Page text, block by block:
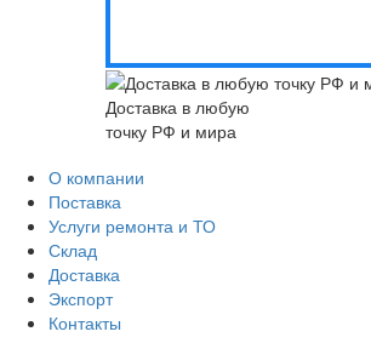
Доставка в любую
точку РФ и мира
О компании
Поставка
Услуги ремонта и ТО
Склад
Доставка
Экспорт
Контакты